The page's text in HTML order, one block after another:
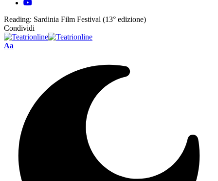
Reading: Sardinia Film Festival (13° edizione)
Condividi
Font
Aa